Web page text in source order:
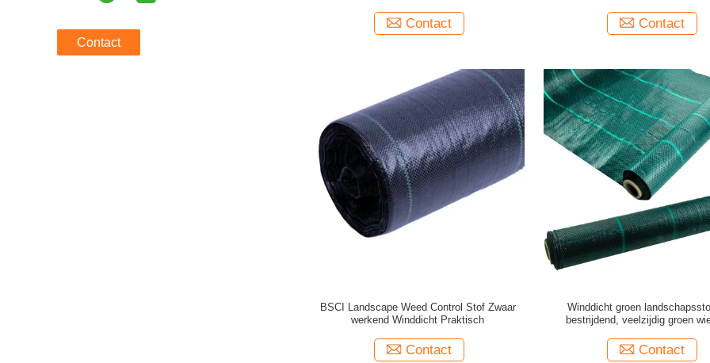
Contact
Contact Contact
BSCI Landscape Weed Control Stof Zwaar
werkend Winddicht Praktisch
Contact
Winddicht groen
bestrijdend, veelzijdig groen
Contact